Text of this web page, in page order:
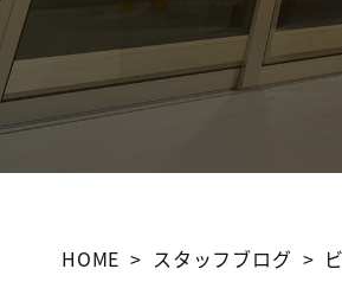
HOME スタッフブログ